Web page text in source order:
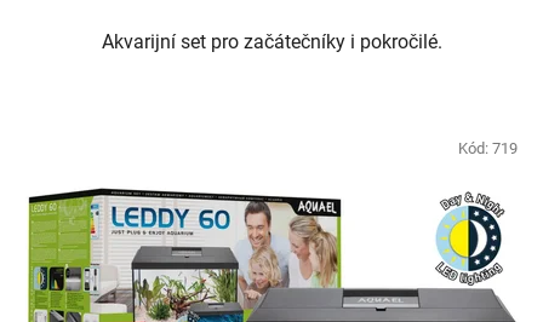
Akvarijní set pro začátečníky i pokročilé.
Kód: 719